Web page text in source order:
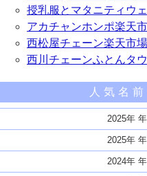
授乳服とマタニティウ
アカチャンホンポ楽天
西松屋チェーン楽天市
西川チェーンふとんタ
人気名
2025年
2025年
2024年